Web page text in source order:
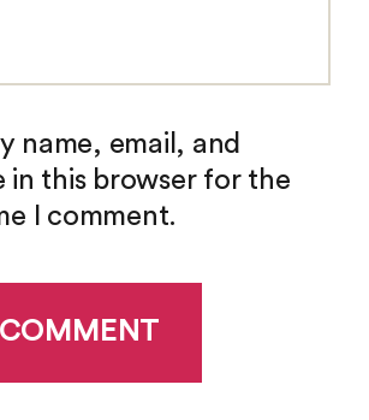
name, email, and
in this browser for the
I comment.